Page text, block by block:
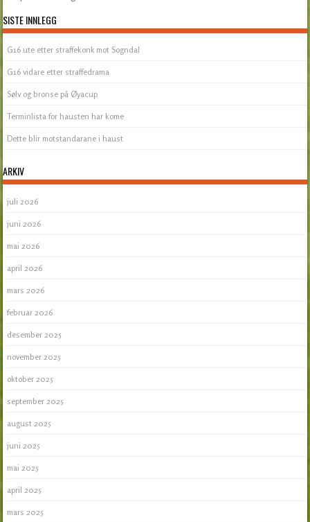
SISTE INNLEGG
G16 ute etter straffekonk mot Sogndal
G16 vidare etter straffedrama
Sølv og bronse på Øyacup
Terminlista for hausten har kome
Dette blir motstandarane i haust
ARKIV
juli 2026
juni 2026
mai 2026
april 2026
mars 2026
februar 2026
desember 2025
november 2025
oktober 2025
september 2025
august 2025
juni 2025
mai 2025
april 2025
mars 2025